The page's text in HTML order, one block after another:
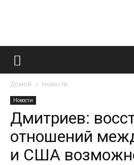
и
Домой Новости
Новости
Дмитриев:
отношений
и США